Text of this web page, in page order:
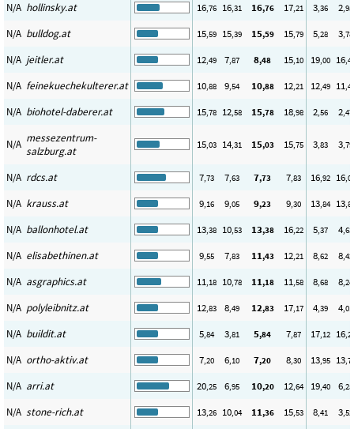
N/A hollinsky.at 16,76 16,31 16,76 17,21 3,36 2,95
N/A bulldog.at 15,59 15,39 15,59 15,79 5,28 3,78
N/A jeitler.at 12,49 7,87 8,48 15,10 19,00 16
N/A feinekuechekulterer.at 10,88 9,54 10,88 12,21 12,49 11
N/A biohotel-daberer.at 15,78 12,58 15,78 18,98 2,56 2,47
N/A messezentrum-
salzburg.at
15,03 14,31 15,03 15,75 3,83 3,79
N/A rdcs.at 7,73 7,63 7,73 7,83 16,92 16
N/A krauss.at 9,16 9,05 9,23 9,30 13,84 13
N/A ballonhotel.at 13,38 10,53 13,38 16,22 5,37 4,63
N/A elisabethinen.at 9,55 7,83 11,43 12,21 8,62 8,42
N/A asgraphics.at 11,18 10,78 11,18 11,58 8,68 8,24
N/A polyleibnitz.at 12,83 8,49 12,83 17,17 4,39 4,01
N/A buildit.at 5,84 3,81 5,84 7,87 17,12 16
N/A ortho-aktiv.at 7,20 6,10 7,20 8,30 13,95 13
N/A arri.at 20,25 6,95 10,20 12,64 19,40 6,25
N/A stone-rich.at 13,26 10,04 11,36 15,53 8,41 3,52